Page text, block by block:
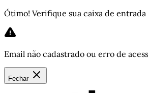
Ótimo! Verifique sua caixa de
Email não cadastrado ou erro de
Fechar